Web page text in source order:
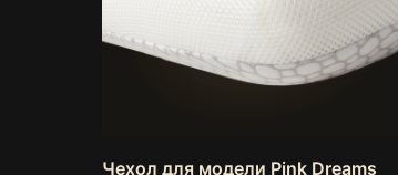
Чехол для модели Pink Dreams
МОСКВА
[ по записи ] [+7 916 107 58
.